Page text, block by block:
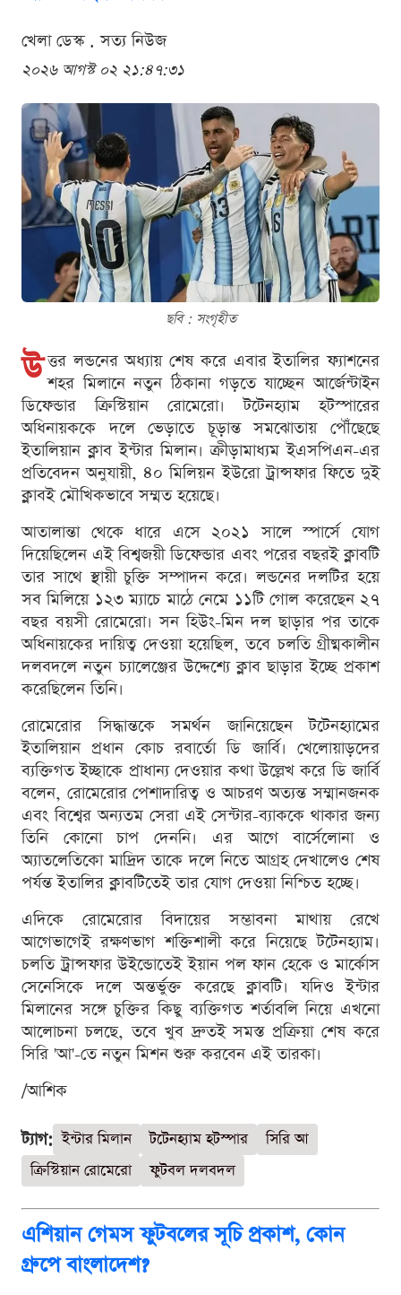
খেলা ডেস্ক . সত্য নিউজ
২০২৬ আগস্ট ০২ ২১:৪৭:৩১
ছবি : সংগৃহীত
উ ত্তর লন্ডনের অধ্যায় শেষ করে এবার ইতালির ফ্যাশনের
শহর মিলানে নতুন ঠিকানা গড়তে যাচ্ছেন আর্জেন্টাইন
ডিফেন্ডার ক্রিস্টিয়ান রোমেরো। টটেনহ্যাম হটস্পারের
অধিনায়ককে দলে ভেড়াতে চূড়ান্ত সমঝোতায় পৌঁছেছে
ইতালিয়ান ক্লাব ইন্টার মিলান। ক্রীড়ামাধ্যম ইএসপিএন-এর
প্রতিবেদন অনুযায়ী, ৪০ মিলিয়ন ইউরো ট্রান্সফার ফিতে দুই
ক্লাবই মৌখিকভাবে সম্মত হয়েছে।
আতালান্তা থেকে ধারে এসে ২০২১ সালে স্পার্সে যোগ
দিয়েছিলেন এই বিশ্বজয়ী ডিফেন্ডার এবং পরের বছরই ক্লাবটি
তার সাথে স্থায়ী চুক্তি সম্পাদন করে। লন্ডনের দলটির হয়ে
সব মিলিয়ে ১২৩ ম্যাচে মাঠে নেমে ১১টি গোল করেছেন ২৭
বছর বয়সী রোমেরো। সন হিউং-মিন দল ছাড়ার পর তাকে
অধিনায়কের দায়িত্ব দেওয়া হয়েছিল, তবে চলতি গ্রীষ্মকালীন
দলবদলে নতুন চ্যালেঞ্জের উদ্দেশ্যে ক্লাব ছাড়ার ইচ্ছে প্রকাশ
করেছিলেন তিনি।
রোমেরোর সিদ্ধান্তকে সমর্থন জানিয়েছেন টটেনহ্যামের
ইতালিয়ান প্রধান কোচ রবার্তো ডি জার্বি। খেলোয়াড়দের
ব্যক্তিগত ইচ্ছাকে প্রাধান্য দেওয়ার কথা উল্লেখ করে ডি জার্বি
বলেন, রোমেরোর পেশাদারিত্ব ও আচরণ অত্যন্ত সম্মানজনক
এবং বিশ্বের অন্যতম সেরা এই সেন্টার-ব্যাককে থাকার জন্য
তিনি কোনো চাপ দেননি। এর আগে বার্সেলোনা ও
অ্যাতলেতিকো মাদ্রিদ তাকে দলে নিতে আগ্রহ দেখালেও শেষ
পর্যন্ত ইতালির ক্লাবটিতেই তার যোগ দেওয়া নিশ্চিত হচ্ছে।
এদিকে রোমেরোর বিদায়ের সম্ভাবনা মাথায় রেখে
আগেভাগেই রক্ষণভাগ শক্তিশালী করে নিয়েছে টটেনহ্যাম।
চলতি ট্রান্সফার উইন্ডোতেই ইয়ান পল ফান হেকে ও মার্কোস
সেনেসিকে দলে অন্তর্ভুক্ত করেছে ক্লাবটি। যদিও ইন্টার
মিলানের সঙ্গে চুক্তির কিছু ব্যক্তিগত শর্তাবলি নিয়ে এখনো
আলোচনা চলছে, তবে খুব দ্রুতই সমস্ত প্রক্রিয়া শেষ করে
সিরি 'আ'-তে নতুন মিশন শুরু করবেন এই তারকা।
/আশিক
ট্যাগ: ইন্টার মিলান টটেনহ্যাম হটস্পার
সিরি আ
ক্রিস্টিয়ান রোমেরো
ফুটবল দলবদল
এশিয়ান গেমস ফুটবলের সূচি প্রকাশ, কোন
গ্রুপে বাংলাদেশ?